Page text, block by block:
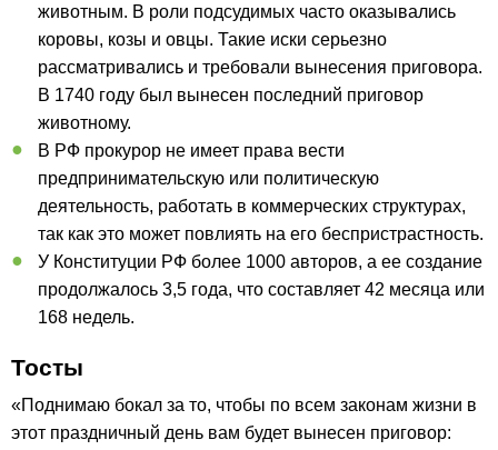
животным. В роли подсудимых часто оказывались
коровы, козы и овцы. Такие иски серьезно
рассматривались и требовали вынесения приговора.
В 1740 году был вынесен последний приговор
животному.
В РФ прокурор не имеет права вести
предпринимательскую или политическую
деятельность, работать в коммерческих структурах,
так как это может повлиять на его беспристрастность.
У Конституции РФ более 1000 авторов, а ее создание
продолжалось 3,5 года, что составляет 42 месяца или
168 недель.
Тосты
«Поднимаю бокал за то, чтобы по всем законам жизни в
этот праздничный день вам будет вынесен приговор: